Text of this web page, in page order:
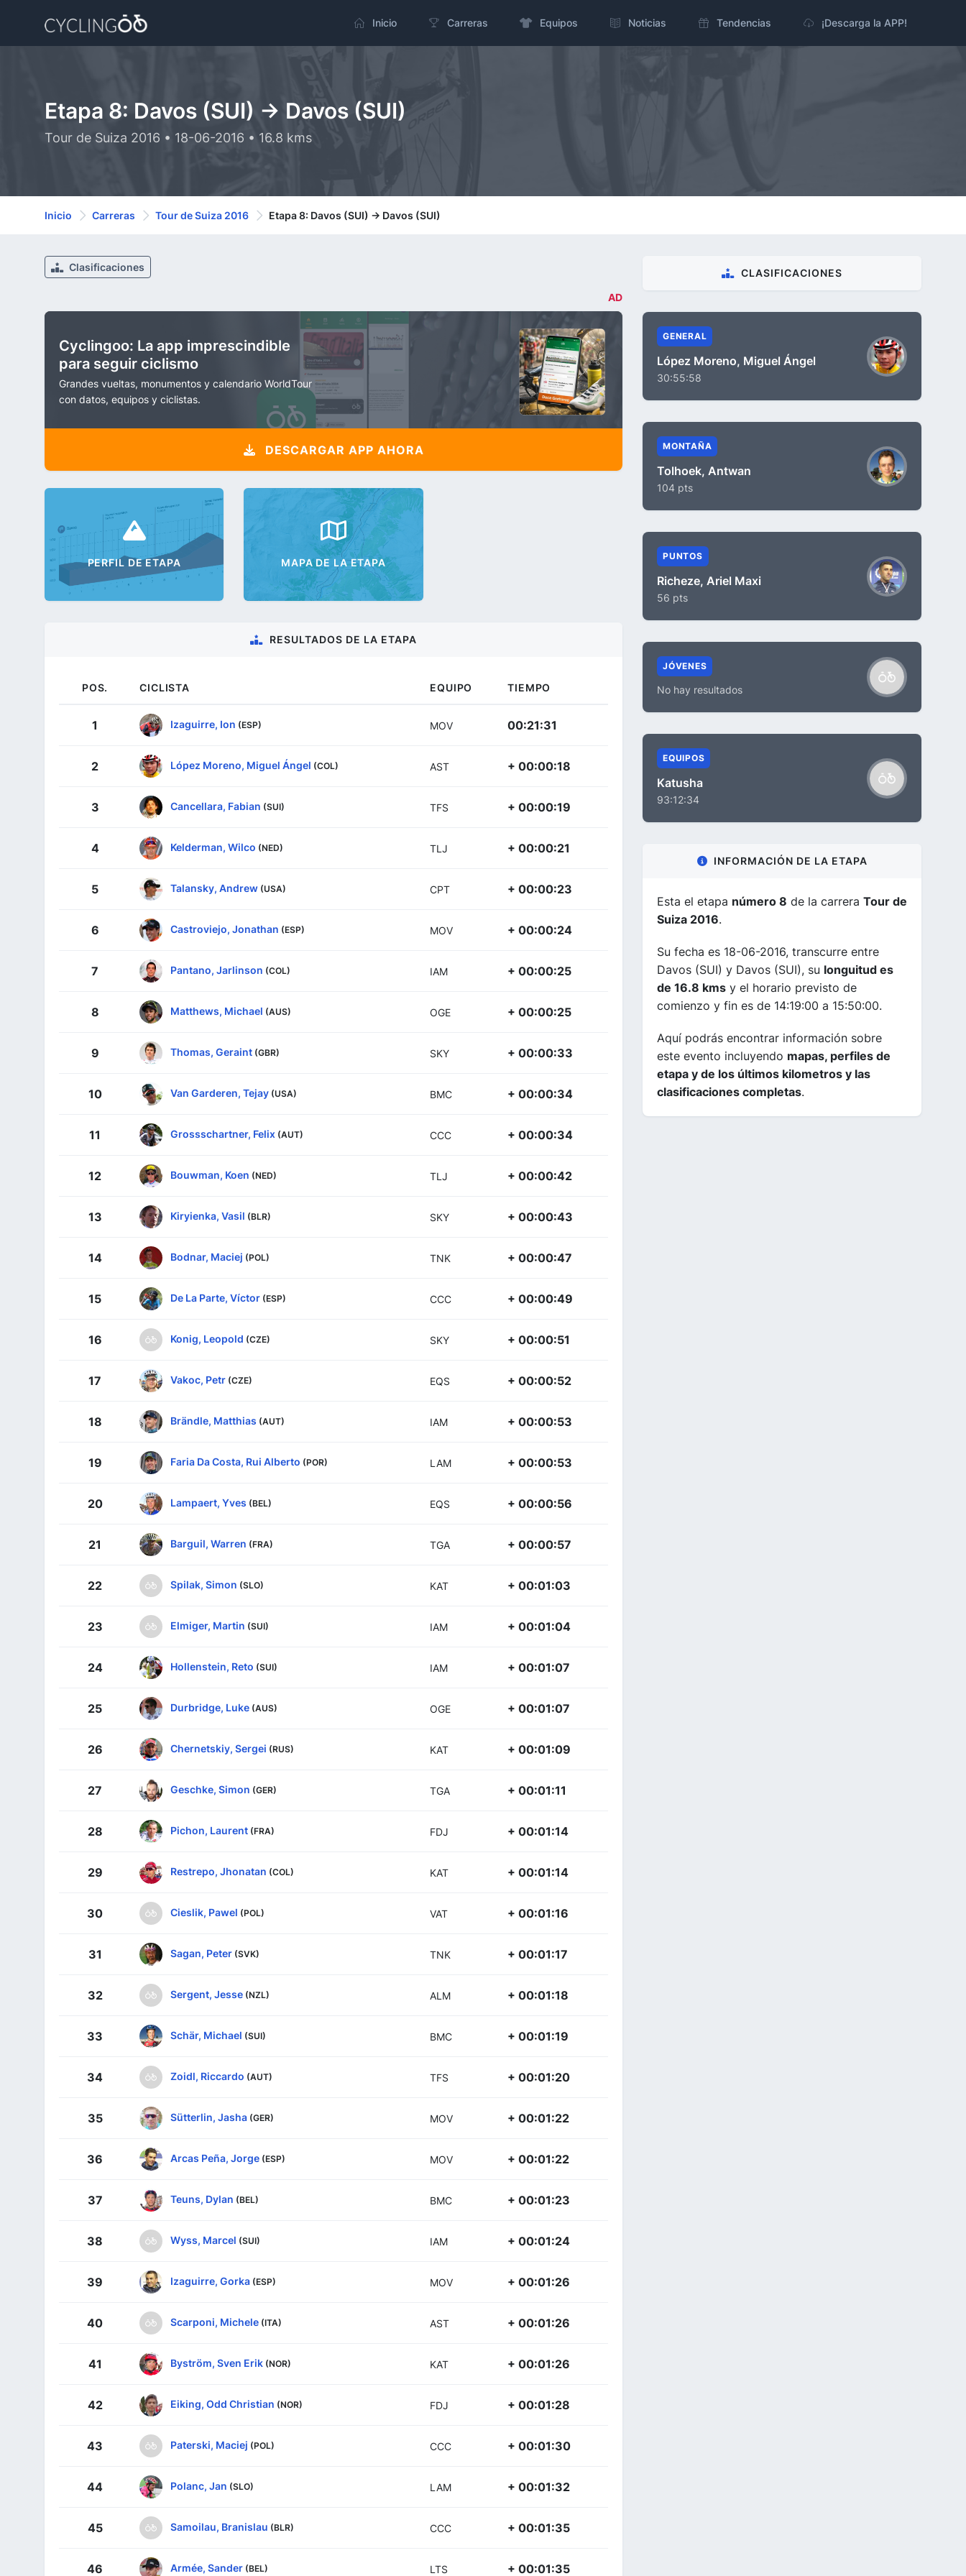
Inicio Carreras Equipos Noticias Tendencias ¡Descarga la APP!
Etapa 8: Davos (SUI) -> Davos (SUI)
Tour de Suiza 2016 • 18-06-2016 • 16.8 kms
Inicio Carreras Tour de Suiza 2016 Etapa 8: Davos (SUI) -> Davos (SUI)
Clasificaciones
AD
Cyclingoo: La app imprescindible
para seguir ciclismo
Grandes vueltas, monumentos y calendario WorldTour
con datos, equipos y ciclistas.
DESCARGAR APP AHORA
PERFIL DE ETAPA MAPA DE LA ETAPA
RESULTADOS DE LA ETAPA
POS. CICLISTA EQUIPO TIEMPO
1 Izaguirre, Ion (ESP) MOV 00:21:31
2 López Moreno, Miguel Ángel (COL) AST + 00:00:18
3 Cancellara, Fabian (SUI) TFS + 00:00:19
4 Kelderman, Wilco (NED) TLJ + 00:00:21
5 Talansky, Andrew (USA) CPT + 00:00:23
6 Castroviejo, Jonathan (ESP) MOV + 00:00:24
7 Pantano, Jarlinson (COL) IAM + 00:00:25
8 Matthews, Michael (AUS) OGE + 00:00:25
9 Thomas, Geraint (GBR) SKY + 00:00:33
10 Van Garderen, Tejay (USA) BMC + 00:00:34
11 Grossschartner, Felix (AUT) CCC + 00:00:34
12 Bouwman, Koen (NED) TLJ + 00:00:42
13 Kiryienka, Vasil (BLR) SKY + 00:00:43
14 Bodnar, Maciej (POL) TNK + 00:00:47
15 De La Parte, Víctor (ESP) CCC + 00:00:49
16 Konig, Leopold (CZE) SKY + 00:00:51
17 Vakoc, Petr (CZE) EQS + 00:00:52
18 Brändle, Matthias (AUT) IAM + 00:00:53
19 Faria Da Costa, Rui Alberto (POR) LAM + 00:00:53
20 Lampaert, Yves (BEL) EQS + 00:00:56
21 Barguil, Warren (FRA) TGA + 00:00:57
22 Spilak, Simon (SLO) KAT + 00:01:03
23 Elmiger, Martin (SUI) IAM + 00:01:04
24 Hollenstein, Reto (SUI) IAM + 00:01:07
25 Durbridge, Luke (AUS) OGE + 00:01:07
26 Chernetskiy, Sergei (RUS) KAT + 00:01:09
27 Geschke, Simon (GER) TGA + 00:01:11
28 Pichon, Laurent (FRA) FDJ + 00:01:14
29 Restrepo, Jhonatan (COL) KAT + 00:01:14
30 Cieslik, Pawel (POL) VAT + 00:01:16
31 Sagan, Peter (SVK) TNK + 00:01:17
32 Sergent, Jesse (NZL) ALM + 00:01:18
33 Schär, Michael (SUI) BMC + 00:01:19
34 Zoidl, Riccardo (AUT) TFS + 00:01:20
35 Sütterlin, Jasha (GER) MOV + 00:01:22
36 Arcas Peña, Jorge (ESP) MOV + 00:01:22
37 Teuns, Dylan (BEL) BMC + 00:01:23
38 Wyss, Marcel (SUI) IAM + 00:01:24
39 Izaguirre, Gorka (ESP) MOV + 00:01:26
40 Scarponi, Michele (ITA) AST + 00:01:26
41 Byström, Sven Erik (NOR) KAT + 00:01:26
42 Eiking, Odd Christian (NOR) FDJ + 00:01:28
43 Paterski, Maciej (POL) CCC + 00:01:30
44 Polanc, Jan (SLO) LAM + 00:01:32
45 Samoilau, Branislau (BLR) CCC + 00:01:35
46 Armée, Sander (BEL) LTS + 00:01:35
CLASIFICACIONES
GENERAL
López Moreno, Miguel Ángel
30:55:58
MONTAÑA
Tolhoek, Antwan
104 pts
PUNTOS
Richeze, Ariel Maxi
56 pts
JÓVENES
No hay resultados
EQUIPOS
Katusha
93:12:34
INFORMACIÓN DE LA ETAPA
Esta el etapa número 8 de la carrera Tour de
Suiza 2016.
Su fecha es 18-06-2016, transcurre entre
Davos (SUI) y Davos (SUI), su longuitud es
de 16.8 kms y el horario previsto de
comienzo y fin es de 14:19:00 a 15:50:00.
Aquí podrás encontrar información sobre
este evento incluyendo mapas, perfiles de
etapa y de los últimos kilometros y las
clasificaciones completas.